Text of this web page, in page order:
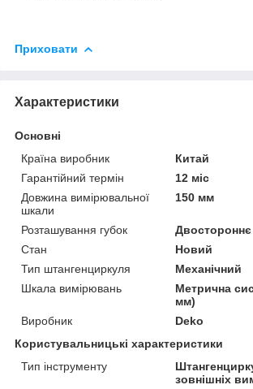
Приховати
Характеристики
Основні
Країна виробник
Китай
Гарантійний термін
12 міс
Довжина вимірювальної
шкали
150 мм
Розташування губок
Двостороннє
Стан
Новий
Тип штангенциркуля
Механічний
Шкала вимірювань
Метрична
мм)
Виробник
Deko
Користувальницькі характеристики
Тип інструменту
зовнішніх